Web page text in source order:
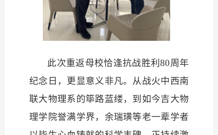
此次重返母校恰逢抗战胜利80周年
纪念日，更显意义非凡。从战火中西南
联大物理系的筚路蓝缕，到如今吉大物
理学院誉满学界，余瑞璜等老一辈学者